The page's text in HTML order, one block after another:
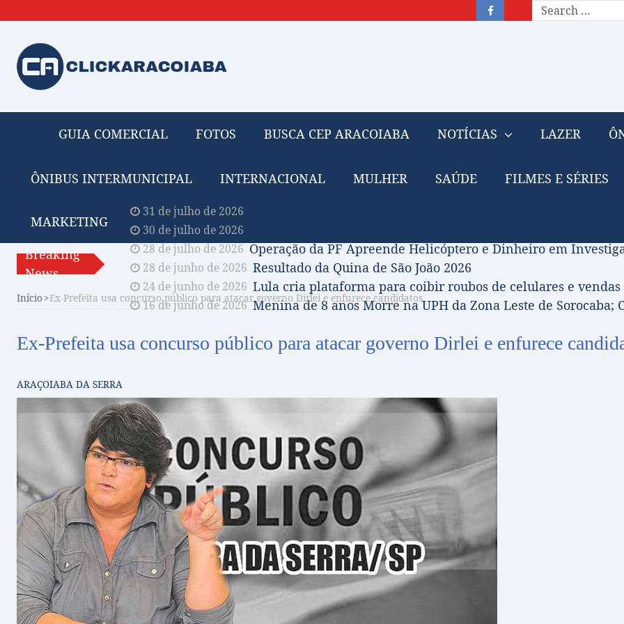
GUIA COMERCIAL FOTOS BUSCA CEP ARACOIABA NOTÍCIAS LAZER
ÔNIBUS INTERMUNICIPAL INTERNACIONAL MULHER SAÚDE FILMES E SÉRIES
MARKETING
Breaking
News
31 de julho de 2026
30 de julho de 2026
28 de julho de 2026 Operação da PF Apreende Helicóptero e Dinheiro em
28 de junho de 2026 Resultado da Quina de São João 2026
24 de junho de 2026 Lula cria plataforma para coibir roubos de celulares e
16 de junho de 2026 Menina de 8 anos Morre na UPH da Zona Leste de
Início Ex-Prefeita usa concurso público para atacar governo Dirlei e enfurece candidatos
Ex-Prefeita usa concurso público para atacar governo Dirlei e enfurece
ARAÇOIABA DA SERRA